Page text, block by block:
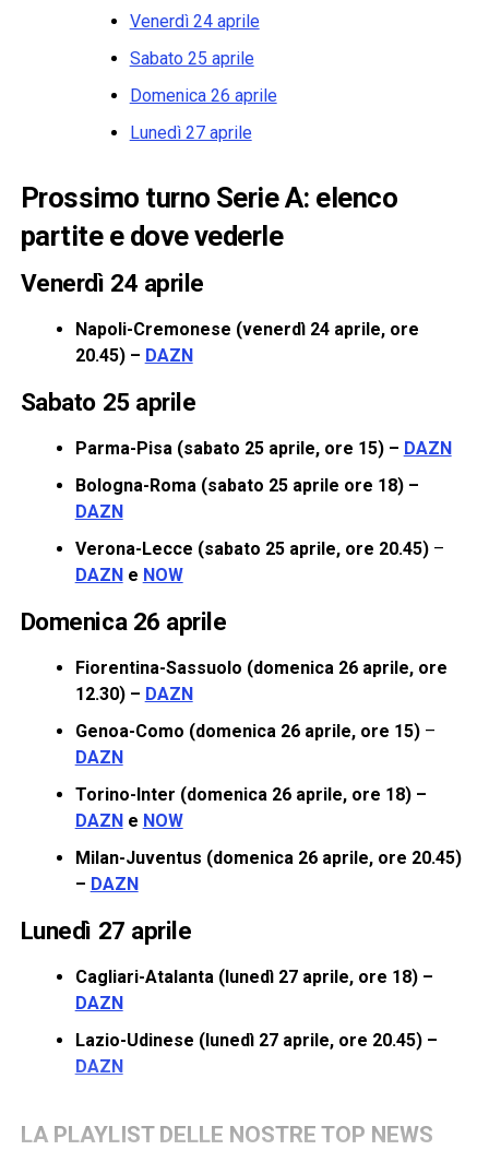
Venerdì 24 aprile
Sabato 25 aprile
Domenica 26 aprile
Lunedì 27 aprile
Prossimo turno Serie A: elenco
partite e dove vederle
Venerdì 24 aprile
Napoli-Cremonese (venerdì 24 aprile, ore
20.45) – DAZN
Sabato 25 aprile
Parma-Pisa (sabato 25 aprile, ore 15) – DAZN
Bologna-Roma (sabato 25 aprile ore 18) –
DAZN
Verona-Lecce (sabato 25 aprile, ore 20.45)–
DAZN e NOW
Domenica 26 aprile
Fiorentina-Sassuolo (domenica 26 aprile, ore
12.30) – DAZN
Genoa-Como (domenica 26 aprile, ore 15)–
DAZN
Torino-Inter (domenica 26 aprile, ore 18) –
DAZN e NOW
Milan-Juventus (domenica 26 aprile, ore 20.45)
– DAZN
Lunedì 27 aprile
Cagliari-Atalanta (lunedì 27 aprile, ore 18) –
DAZN
Lazio-Udinese (lunedì 27 aprile, ore 20.45) –
DAZN
LA PLAYLIST DELLE NOSTRE TOP NEWS